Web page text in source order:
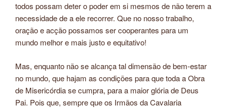
todos possam deter o poder em si mesmos de não terem a
necessidade de a ele recorrer. Que no nosso trabalho,
oração e acção possamos ser cooperantes para um
mundo melhor e mais justo e equitativo!
Mas, enquanto não se alcança tal dimensão de bem-estar
no mundo, que hajam as condições para que toda a Obra
de Misericórdia se cumpra, para a maior glória de Deus
Pai. Pois que, sempre que os Irmãos da Cavalaria